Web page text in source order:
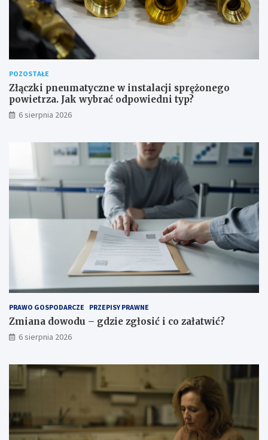
POZOSTAŁE
Złączki pneumatyczne w instalacji sprężonego
powietrza. Jak wybrać odpowiedni typ?
6 sierpnia 2026
PRAWO GOSPODARCZE PRZEPISY PRAWNE
Zmiana dowodu – gdzie zgłosić i co załatwić?
6 sierpnia 2026